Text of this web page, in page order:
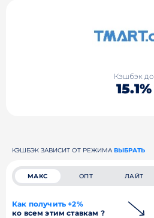
Кэшбэк до
15.1%
КЭШБЭК ЗАВИСИТ ОТ РЕЖИМА ВЫБРАТЬ
МАКС ОПТ ЛАЙТ
Как получить +2%
ко всем этим ставкам ?